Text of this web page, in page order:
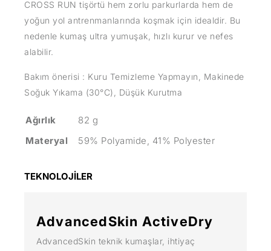
CROSS RUN tişörtü hem zorlu parkurlarda hem de
yoğun yol antrenmanlarında koşmak için idealdir. Bu
nedenle kumaş ultra yumuşak, hızlı kurur ve nefes
alabilir.
Bakım önerisi : Kuru Temizleme Yapmayın, Makinede
Soğuk Yıkama (30°C), Düşük Kurutma
Ağırlık
82 g
Materyal
59% Polyamide, 41% Polyester
TEKNOLOJİLER
AdvancedSkin ActiveDry
AdvancedSkin teknik kumaşlar, ihtiyaç